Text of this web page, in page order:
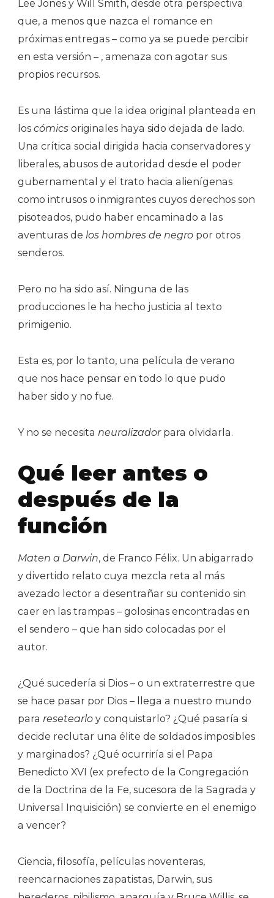
Lee Jones y Will Smith, desde otra perspectiva
que, a menos que nazca el romance en
próximas entregas – como ya se puede percibir
en esta versión – , amenaza con agotar sus
propios recursos.
Es una lástima que la idea original planteada en
los cómics originales haya sido dejada de lado.
Una crítica social dirigida hacia conservadores y
liberales, abusos de autoridad desde el poder
gubernamental y el trato hacia alienígenas
como intrusos o inmigrantes cuyos derechos son
pisoteados, pudo haber encaminado a las
aventuras de los hombres de negro por otros
senderos.
Pero no ha sido así. Ninguna de las
producciones le ha hecho justicia al texto
primigenio.
Esta es, por lo tanto, una película de verano
que nos hace pensar en todo lo que pudo
haber sido y no fue.
Y no se necesita neuralizadorpara olvidarla.
Qué leer antes o
después de la
función
Maten a Darwin, de Franco Félix. Un abigarrado
y divertido relato cuya mezcla reta al más
avezado lector a desentrañar su contenido sin
caer en las trampas – golosinas encontradas en
el sendero – que han sido colocadas por el
autor.
¿Qué sucedería si Dios – o un extraterrestre que
se hace pasar por Dios – llega a nuestro mundo
para resetearlo y conquistarlo? ¿Qué pasaría si
decide reclutar una élite de soldados imposibles
y marginados? ¿Qué ocurriría si el Papa
Benedicto XVI (ex prefecto de la Congregación
de la Doctrina de la Fe, sucesora de la Sagrada y
Universal Inquisición) se convierte en el enemigo
a vencer?
Ciencia, filosofía, películas noventeras,
reencarnaciones zapatistas, Darwin, sus